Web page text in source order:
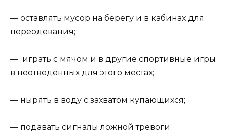
— оставлять мусор на берегу и в кабинах для
переодевания;
— играть с мячом и в другие спортивные игры
в неотведенных для этого местах;
— нырять в воду с захватом купающихся;
— подавать сигналы ложной тревоги;